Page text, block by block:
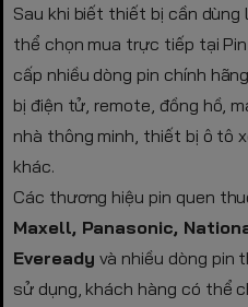
Sau khi biết thiết bị cần dùng
thể chọn mua trực tiếp tại
cấp nhiều dòng pin chính
bị điện tử, remote, đồng hồ,
nhà thông minh, thiết bị ô tô
khác.
Các thương hiệu pin quen
Maxell, Panasonic,
Eveready và nhiều dòng pin
sử dụng, khách hàng có thể